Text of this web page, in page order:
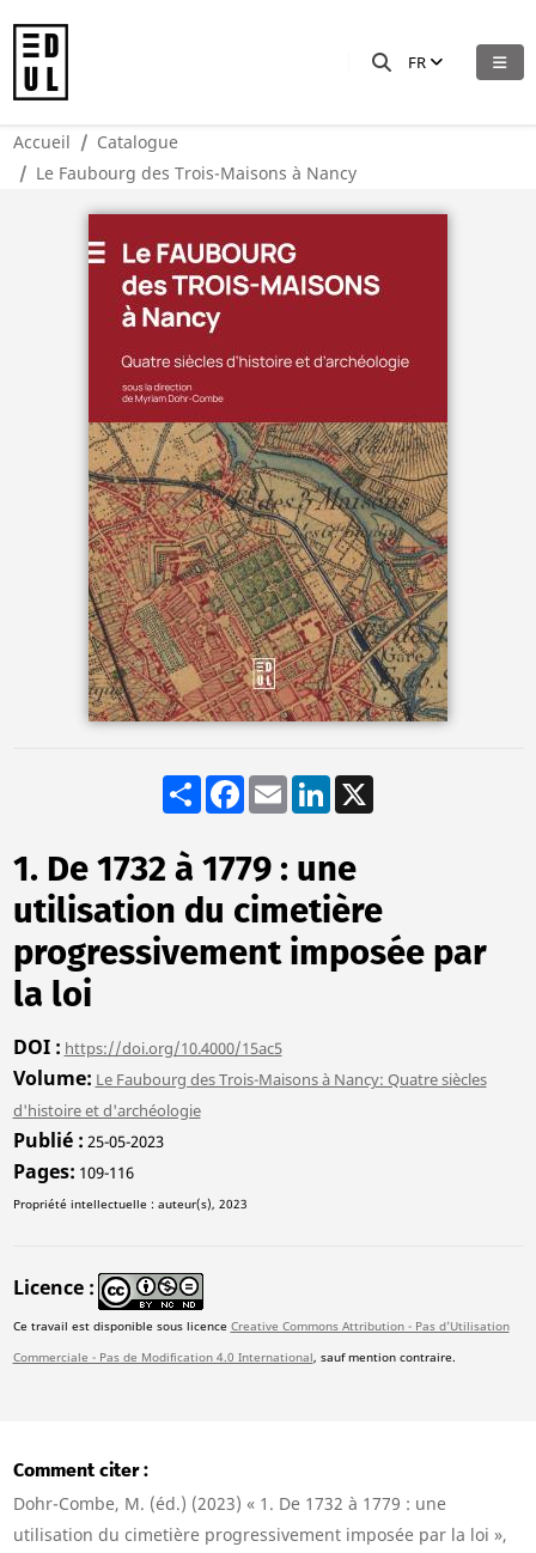
FR
Accueil
Catalogue
Le Faubourg des Trois-Maisons à Nancy
Share Facebook
Email LinkedIn
1. De 1732 à 1779 : une
utilisation du cimetière
progressivement imposée par
la loi
DOI https://doi.org/10.4000/15ac5
Volume Le Faubourg des Trois-Maisons à Nancy: Quatre siècles
d'histoire et d'archéologie
Publié 25-05-2023
Pages 109-116
Propriété intellectuelle : auteur(s), 2023
Licence
Ce travail est disponible sous licence Creative Commons Attribution - Pas d'Utilisation
Commerciale - Pas de Modification 4.0 International, sauf mention contraire.
Comment citer
Dohr-Combe, M. (éd.) (2023) « 1. De 1732 à 1779 : une
utilisation du cimetière progressivement imposée par la loi »,